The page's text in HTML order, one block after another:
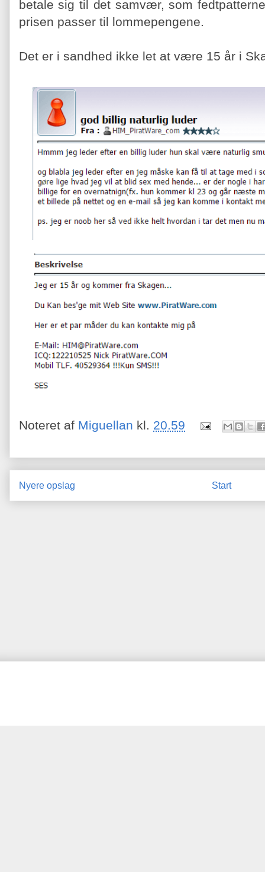
betale sig til det samvær, som
prisen passer til lommepengene.
Det er i sandhed ikke let at være 15 år i
Noteret af Miguellan kl. 20.59
Nyere opslag Start